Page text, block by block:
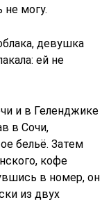
не могу.
девушка
ей не
и в Геленджике
в Сочи,
бельё. Затем
кофе
в номер, он
из двух